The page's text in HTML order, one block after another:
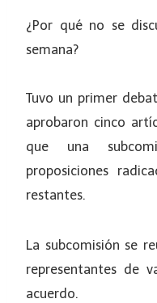
¿Por qué no se
semana?
Tuvo un primer
aprobaron cinco
que una
proposiciones
restantes.
La subcomisión se
representantes de
acuerdo.